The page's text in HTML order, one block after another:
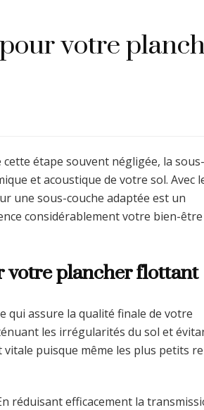
votre
étape souvent négligée, la
et acoustique de votre sol. Avec
une sous-couche adaptée est un
considérablement votre bien-
votre plancher flottant
qui assure la qualité finale de votre
les irrégularités du sol et
puisque même les plus petits
réduisant efficacement la